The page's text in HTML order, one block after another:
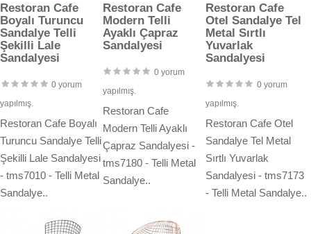
Restoran Cafe
Boyalı Turuncu
Sandalye Telli
Şekilli Lale
Sandalyesi
0 yorum
yapılmış.
Restoran Cafe Boyalı
Turuncu Sandalye Telli
Şekilli Lale Sandalyesi
- tms7010 - Telli Metal
Sandalye..
Restoran Cafe
Modern Telli
Ayaklı Çapraz
Sandalyesi
0 yorum
yapılmış.
Restoran Cafe
Modern Telli Ayaklı
Çapraz Sandalyesi -
tms7180 - Telli Metal
Sandalye..
Restoran Cafe
Otel Sandalye Tel
Metal Sırtlı
Yuvarlak
Sandalyesi
0 yorum
yapılmış.
Restoran Cafe Otel
Sandalye Tel Metal
Sırtlı Yuvarlak
Sandalyesi - tms7173
- Telli Metal Sandalye..